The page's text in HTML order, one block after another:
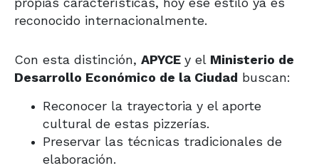
reconocido internacionalmente.
Con esta distinción, APYCE y el Ministerio de
Desarrollo Económico de la Ciudad buscan:
Reconocer la trayectoria y el aporte
cultural de estas pizzerías.
Preservar las técnicas tradicionales de
elaboración.